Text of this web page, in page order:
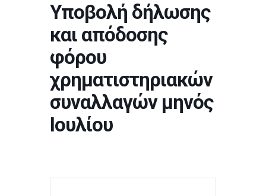
Υποβολή δήλωσης
και απόδοσης
φόρου
χρηματιστηριακών
συναλλαγών μηνός
Ιουλίου